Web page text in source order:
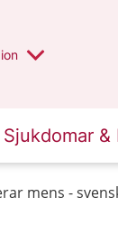
region
Sjukdomar &
mens -